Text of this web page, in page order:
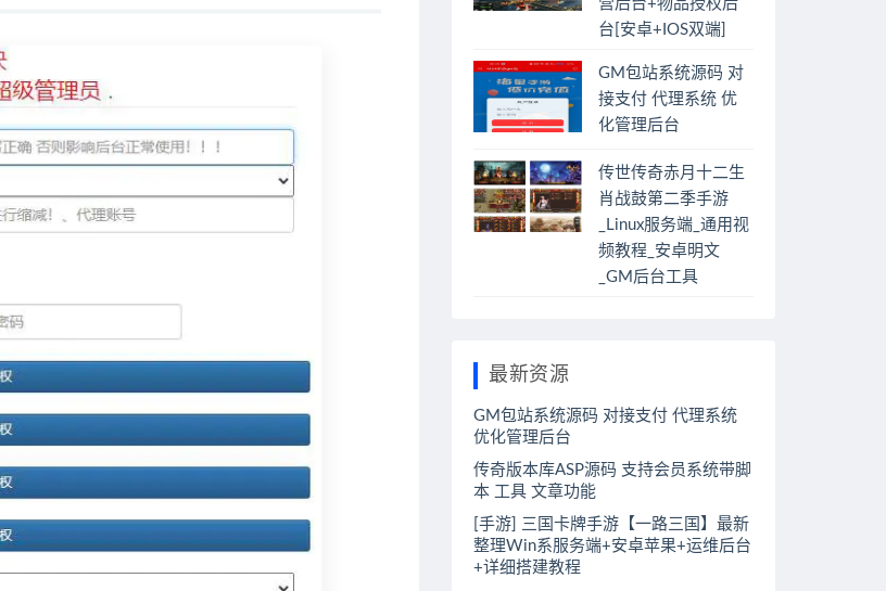
营后台+物品授权后
台[安卓+IOS双端]
GM包站系统源码 对
接支付 代理系统 优
化管理后台
传世传奇赤月十二生
肖战鼓第二季手游
_Linux服务端_通用视
频教程_安卓明文
_GM后台工具
最新资源
GM包站系统源码 对接支付 代理系统
优化管理后台
传奇版本库ASP源码 支持会员系统带脚
本 工具 文章功能
[手游] 三国卡牌手游【一路三国】最新
整理Win系服务端+安卓苹果+运维后台
+详细搭建教程